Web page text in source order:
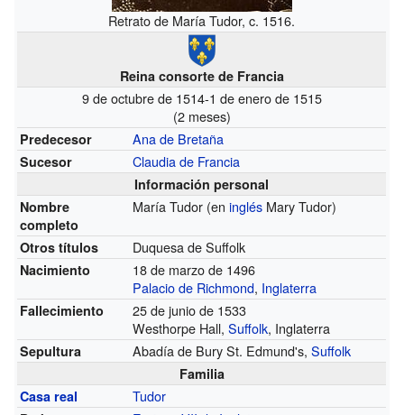
Retrato de María Tudor, c. 1516.
Reina consorte de Francia
9 de octubre de 1514-1 de enero de 1515
(2 meses)
Predecesor Ana de Bretaña
Sucesor Claudia de Francia
Información personal
Nombre
completo
María Tudor (eninglés Mary Tudor)
Otros títulos Duquesa de Suffolk
Nacimiento
18 de marzo de 1496
Palacio de Richmond, Inglaterra
Fallecimiento
25 de junio de 1533
Westhorpe Hall,Suffolk, Inglaterra
Sepultura Abadía de Bury St. Edmund's,Suffolk
Familia
Casa real
Tudor